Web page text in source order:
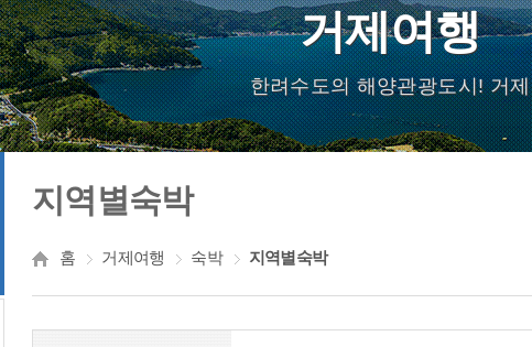
거제여행
한려수도의 해양관광도시! 거제
지역별숙박
홈 거제여행 숙박 지역별숙박